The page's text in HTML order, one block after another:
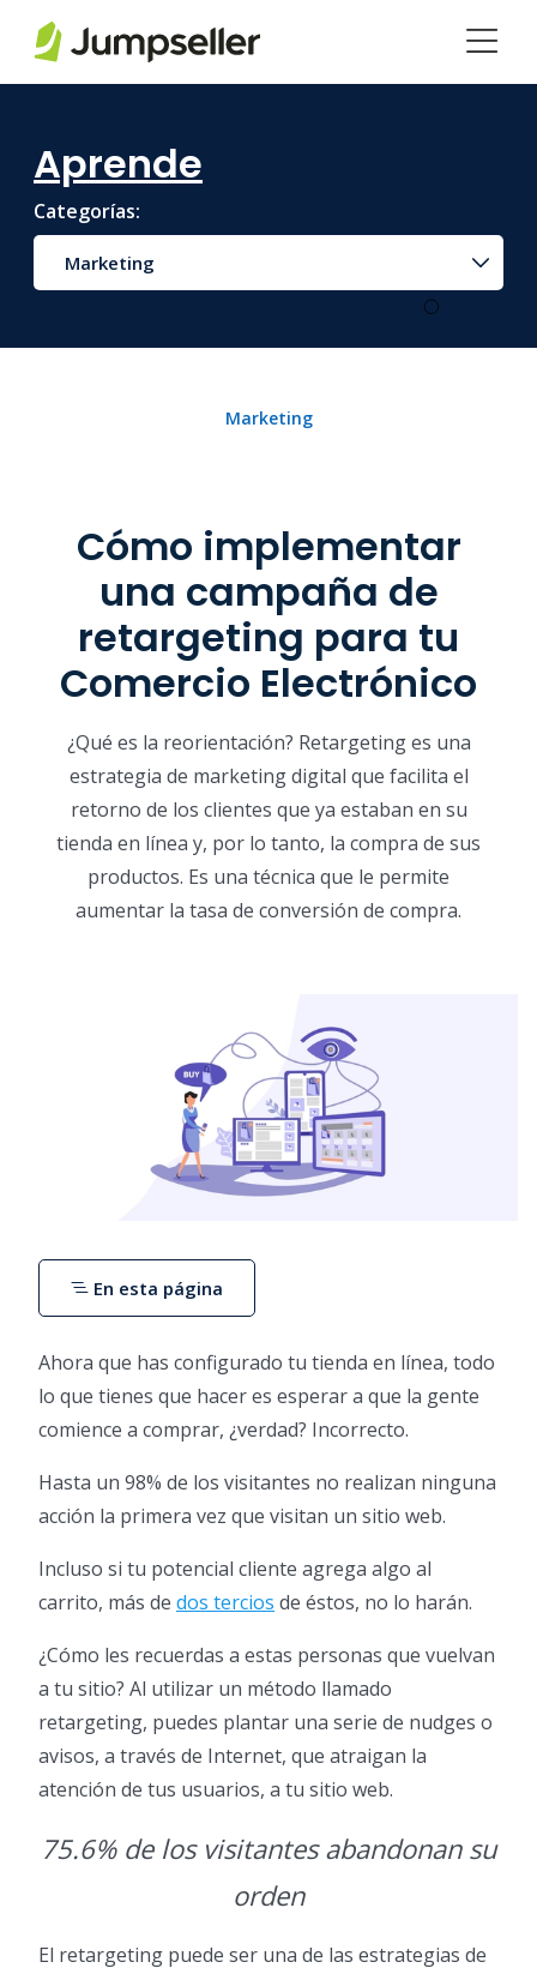
Aprende
Categorías:
Marketing
Marketing
Cómo implementar
una campaña de
retargeting para tu
Comercio Electrónico
¿Qué es la reorientación? Retargeting es una
estrategia de marketing digital que facilita el
retorno de los clientes que ya estaban en su
tienda en línea y, por lo tanto, la compra de sus
productos. Es una técnica que le permite
aumentar la tasa de conversión de compra.
Ahora que has configurado tu tienda en línea, todo
lo que tienes que hacer es esperar a que la gente
comience a comprar, ¿verdad? Incorrecto.
Hasta un 98% de los visitantes no realizan ninguna
acción la primera vez que visitan un sitio web.
Incluso si tu potencial cliente agrega algo al
carrito, más de dos tercios de éstos, no lo harán.
¿Cómo les recuerdas a estas personas que vuelvan
a tu sitio? Al utilizar un método llamado
retargeting, puedes plantar una serie de nudges o
avisos, a través de Internet, que atraigan la
atención de tus usuarios, a tu sitio web.
75.6% de los visitantes abandonan su
orden
El retargeting puede ser una de las estrategias de
En esta página